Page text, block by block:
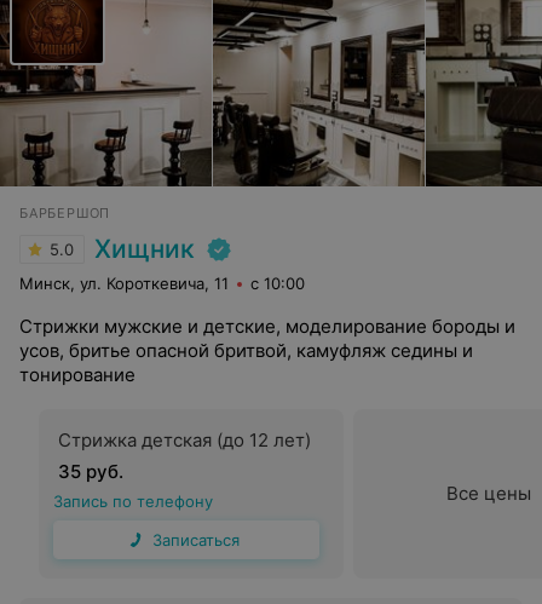
БАРБЕРШОП
5.0 Хищник
Минск, ул. Короткевича, 11 с 10:00
Стрижки мужские и детские, моделирование бороды и
усов, бритье опасной бритвой, камуфляж седины и
тонирование
Стрижка детская (до 12 лет)
35 руб.
Запись по телефону
Записаться
Все цены